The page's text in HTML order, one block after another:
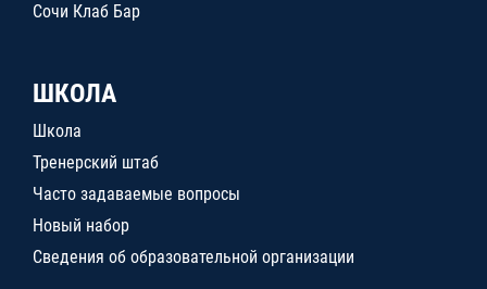
Сочи Клаб Бар
ШКОЛА
Школа
Тренерский штаб
Часто задаваемые вопросы
Новый набор
Сведения об образовательной организации